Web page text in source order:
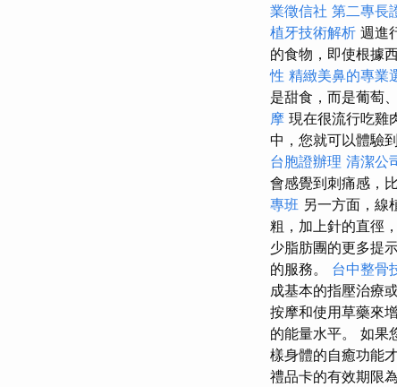
業徵信社 第二專長
植牙技術解析 週進
的食物，即使根據
性 精緻美鼻的專業
是甜食，而是葡萄
摩 現在很流行吃雞
中，您就可以體驗
台胞證辦理 清潔公
會感覺到刺痛感，
專班 另一方面，線
粗，加上針的直徑
少脂肪團的更多提
的服務。 台中整骨
成基本的指壓治療
按摩和使用草藥來
的能量水平。 如果
樣身體的自癒功能
禮品卡的有效期限